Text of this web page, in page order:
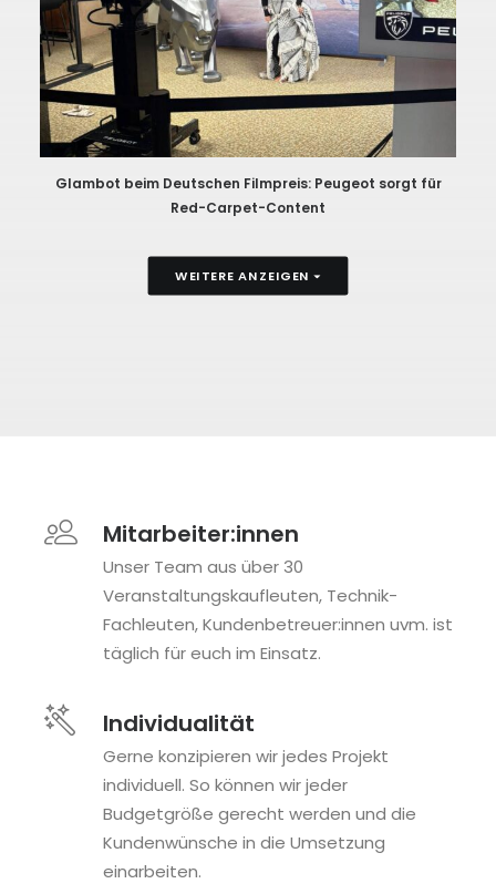
Glambot beim Deutschen Filmpreis: Peugeot sorgt für
Red-Carpet-Content
WEITERE ANZEIGEN
Mitarbeiter:innen
Unser Team aus über 30
Veranstaltungskaufleuten, Technik-
Fachleuten, Kundenbetreuer:innen uvm. ist
täglich für euch im Einsatz.
Individualität
Gerne konzipieren wir jedes Projekt
individuell. So können wir jeder
Budgetgröße gerecht werden und die
Kundenwünsche in die Umsetzung
einarbeiten.